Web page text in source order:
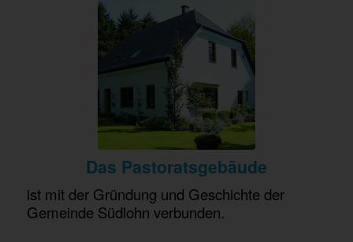
Das Pastoratsgebäude
ist mit der Gründung und Geschichte der
Gemeinde Südlohn verbunden.